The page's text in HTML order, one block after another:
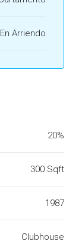
En Arriendo
20%
300 Sqft
1987
Clubhouse